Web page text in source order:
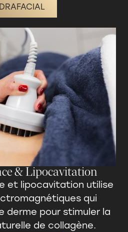
& Lipocavitation
et lipocavitation utilise
qui
derme pour stimuler la
de collagène.